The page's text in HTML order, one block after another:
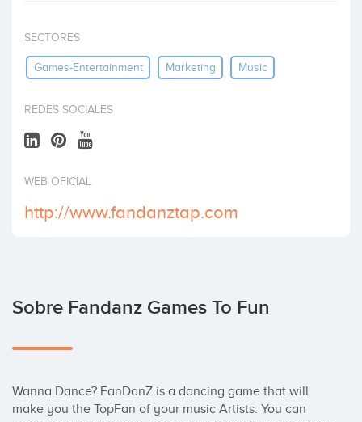
SECTORES
Games-Entertainment Marketing Music
REDES SOCIALES
WEB OFICIAL
http://www.fandanztap.com
Sobre Fandanz Games To Fun
Wanna Dance? FanDanZ is a dancing game that will
make you the TopFan of your music Artists. You can